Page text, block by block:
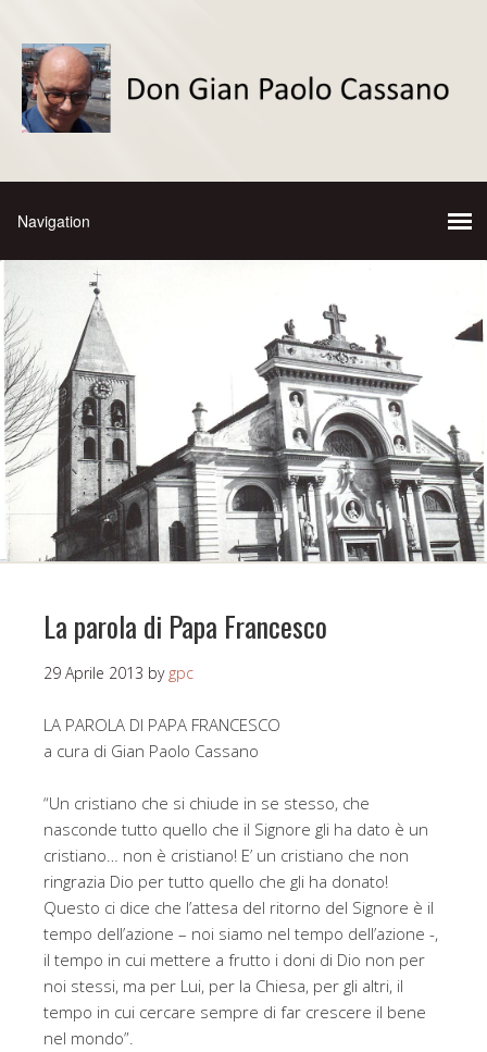
La parola di Papa Francesco
29 Aprile 2013 by gpc
LA PAROLA DI PAPA FRANCESCO
a cura di Gian Paolo Cassano
“Un cristiano che si chiude in se stesso, che
nasconde tutto quello che il Signore gli ha dato è un
cristiano… non è cristiano! E’ un cristiano che non
ringrazia Dio per tutto quello che gli ha donato!
Questo ci dice che l’attesa del ritorno del Signore è il
tempo dell’azione – noi siamo nel tempo dell’azione -,
il tempo in cui mettere a frutto i doni di Dio non per
noi stessi, ma per Lui, per la Chiesa, per gli altri, il
tempo in cui cercare sempre di far crescere il bene
nel mondo”.